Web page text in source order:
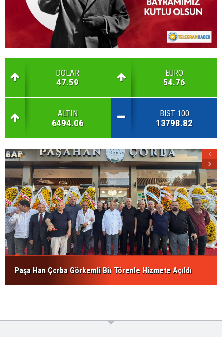
DOLAR
47.59
EURO
54.76
ALTIN
6494.06
BIST 100
13798.82
Paşa Han Çorba Görkemli Bir Törenle Hizmete Açıldı